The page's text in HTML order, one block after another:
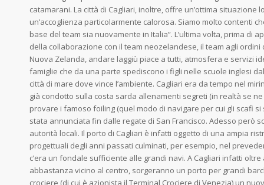
catamarani. La città di Cagliari, inoltre, offre un’ottima situazione
un’accoglienza particolarmente calorosa. Siamo molto contenti
base del team sia nuovamente in Italia”. L’ultima volta, prima di
della collaborazione con il team neozelandese, il team agli ordini
Nuova Zelanda, andare laggiù piace a tutti, atmosfera e servizi
famiglie che da una parte spediscono i figli nelle scuole inglesi
città di mare dove vince l’ambiente. Cagliari era da tempo nel
già condotto sulla costa sarda allenamenti segreti (in realtà se
provare i famoso foiling (quel modo di navigare per cui gli scafi si
stata annunciata fin dalle regate di San Francisco. Adesso però
autorità locali. Il porto di Cagliari è infatti oggetto di una ampia
progettuali degli anni passati culminati, per esempio, nel
c’era un fondale sufficiente alle grandi navi. A Cagliari infatti
abbastanza vicino al centro, sorgeranno un porto per grandi
crociere (di cui è azionista il Terminal Crociere di Venezia) un